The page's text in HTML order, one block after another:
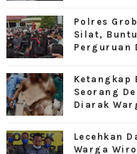
Polres
Silat,
Perguruan
Ketangkap
Seorang
Diarak
Lecehkan
Warga